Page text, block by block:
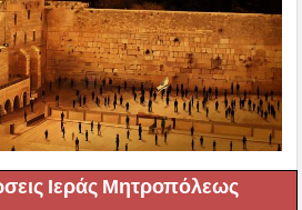
Ιεράς Μητροπόλεως